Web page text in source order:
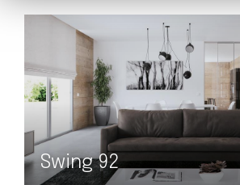
Swing 92